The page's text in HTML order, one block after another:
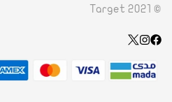
الطلب والدفع
تأكيد الدفع
طلب الاسترجاع
الاحكام والشروط
BAHRAIN
+966 50 604 0005
© Target 2021